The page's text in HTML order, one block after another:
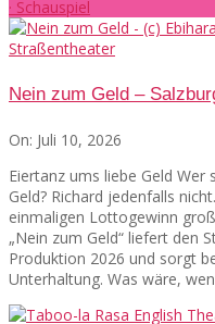
· Schauspiel
Nein zum Geld –
On: Juli 10, 2026
Eiertanz ums liebe Geld
Geld? Richard jedenfalls
einmaligen Lottogewinn
„Nein zum Geld“ liefert den
Produktion 2026 und sorgt
Unterhaltung. Was wäre,